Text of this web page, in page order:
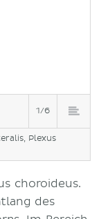
1/6
Plexus
choroideus.
des